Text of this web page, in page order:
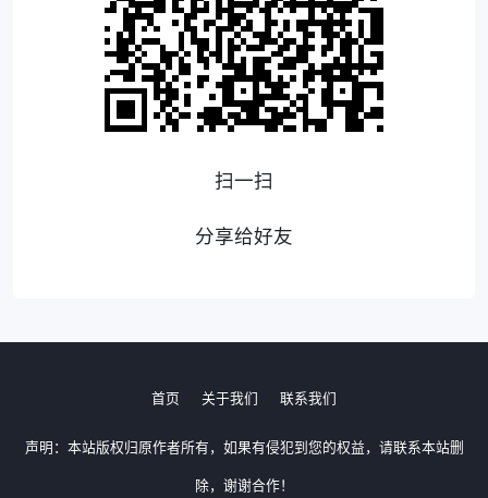
扫一扫
分享给好友
首页 关于我们 联系我们
声明：本站版权归原作者所有，如果有侵犯到您的权益，请联系本站删
除，谢谢合作！